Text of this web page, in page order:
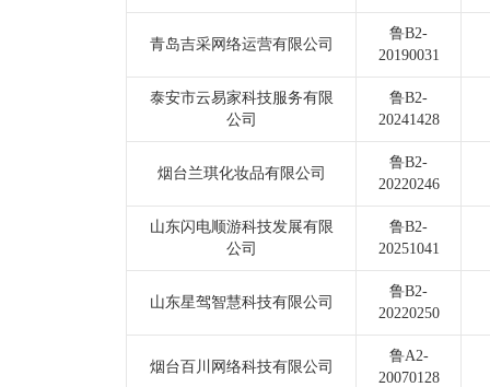
青岛吉采网络运营有限公司
鲁B2-
20190031
泰安市云易家科技服务有限
公司
鲁B2-
20241428
烟台兰琪化妆品有限公司
鲁B2-
20220246
山东闪电顺游科技发展有限
公司
鲁B2-
20251041
山东星驾智慧科技有限公司
鲁B2-
20220250
烟台百川网络科技有限公司
鲁A2-
20070128